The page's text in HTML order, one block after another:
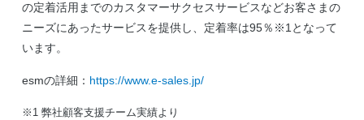
の定着活用までのカスタマーサクセスサービスなどお客さまの
ニーズにあったサービスを提供し、定着率は95％※1となって
います。
esmの詳細： https://www.e-sales.jp/
※1 弊社顧客支援チーム実績より